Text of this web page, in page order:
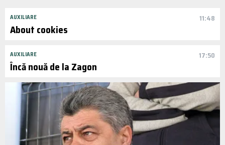
AUXILIARE 11:48
About cookies
AUXILIARE 17:50
Încă nouă de la Zagon